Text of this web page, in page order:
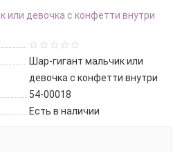
Шар-гигант мальчик или
девочка с конфетти внутри
54-00018
Есть в наличии